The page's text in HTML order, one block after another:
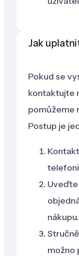
Jak
Pokud se
kontaktujte
pomůžeme
Postup je
nákupu.
možno